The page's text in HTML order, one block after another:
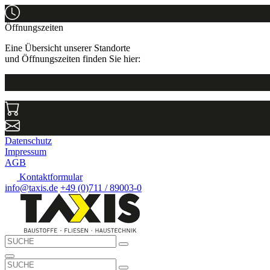
Öffnungszeiten
Eine Übersicht unserer Standorte
und Öffnungszeiten finden Sie hier:
Datenschutz
Impressum
AGB
Kontaktformular
info@taxis.de +49 (0)711 / 89003-0